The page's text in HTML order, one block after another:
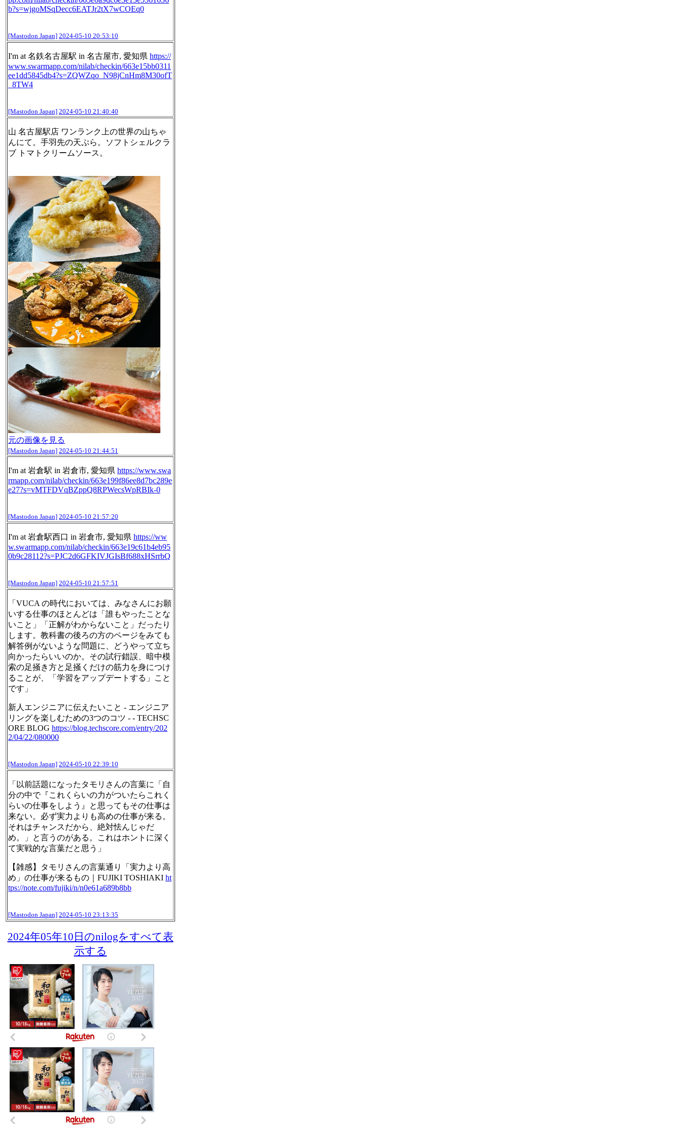
b?s=wjgoMSqDecc6EATJr2tX7wCOEq0
[Mastodon Japan] 2024-05-10 20:53:10
I'm at 名鉄名古屋駅 in 名古屋市, 愛知県 https://
www.swarmapp.com/nilab/checkin/663e15bb0311
ee1dd5845db4?s=ZQWZqo_N98jCnHm8M30ofT
_8TW4
[Mastodon Japan] 2024-05-10 21:40:40
山 名古屋駅店 ワンランク上の世界の山ちゃ
んにて。手羽先の天ぷら。ソフトシェルクラ
ブ トマトクリームソース。
元の画像を見る
[Mastodon Japan] 2024-05-10 21:44:51
I'm at 岩倉駅 in 岩倉市, 愛知県 https://www.swa
rmapp.com/nilab/checkin/663e199f86ee8d7bc289e
e27?s=vMTFDVqBZppQ8RPWecsWpRBIk-0
[Mastodon Japan] 2024-05-10 21:57:20
I'm at 岩倉駅西口 in 岩倉市, 愛知県 https://ww
w.swarmapp.com/nilab/checkin/663e19c61b4eb95
0b9c28112?s=PJC2d6GFKIVJGIsBf688xHSrrbQ
[Mastodon Japan] 2024-05-10 21:57:51
「VUCA の時代においては、みなさんにお願
いする仕事のほとんどは「誰もやったことな
いこと」「正解がわからないこと」だったり
します。教科書の後ろの方のページをみても
解答例がないような問題に、どうやって立ち
向かったらいいのか。その試行錯誤、暗中模
索の足掻き方と足掻くだけの筋力を身につけ
ることが、「学習をアップデートする」こと
です」
新人エンジニアに伝えたいこと - エンジニア
リングを楽しむための3つのコツ - - TECHSC
ORE BLOG https://blog.techscore.com/entry/202
2/04/22/080000
[Mastodon Japan] 2024-05-10 22:39:10
「以前話題になったタモリさんの言葉に「自
分の中で『これくらいの力がついたらこれく
らいの仕事をしよう』と思ってもその仕事は
来ない。必ず実力よりも高めの仕事が来る。
それはチャンスだから、絶対怯んじゃだ
め。」と言うのがある。これはホントに深く
て実戦的な言葉だと思う」
【雑感】タモリさんの言葉通り「実力より高
め」の仕事が来るもの｜FUJIKI TOSHIAKI ht
tps://note.com/fujiki/n/n0e61a689b8bb
[Mastodon Japan] 2024-05-10 23:13:35
2024年05年10日のnilogをすべて表
示する